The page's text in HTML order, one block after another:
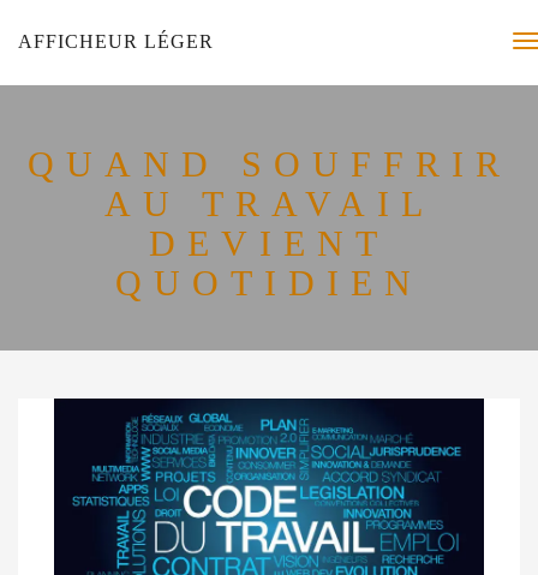
AFFICHEUR LÉGER
QUAND SOUFFRIR
AU TRAVAIL
DEVIENT
QUOTIDIEN